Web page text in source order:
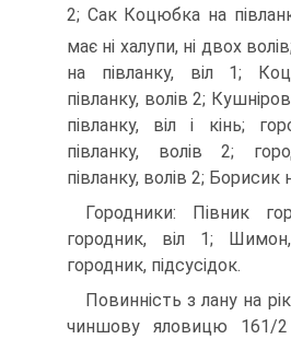
2; Сак Коцюбка на
має ні халупи, ні двох
на півланку, віл 1;
півланку, волів 2;
півланку, віл і кінь;
півланку, волів 2;
півланку, волів 2; Борисик
Городники: Півник
городник, віл 1;
городник, підсусідок.
Повинність з лану на
чиншову яловицю 161/